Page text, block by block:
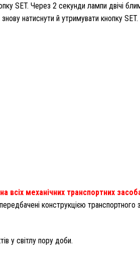
SET. Через 2 секунди лампи двічі
натиснути й утримувати кнопку SET.
всіх механічних транспортних
конструкцією транспортного
у світлу пору доби.